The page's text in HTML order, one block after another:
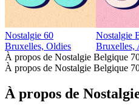
Nostalgie 60
Bruxelles, Oldies
Nostalgie
Bruxelles,
À propos de Nostalgie Belgique
À propos de Nostalgie Belgique
À propos de